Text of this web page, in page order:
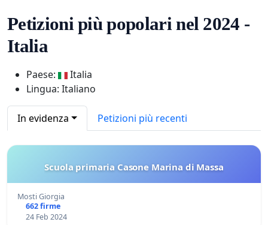
Petizioni più popolari nel 2024 -
Italia
Paese:
Italia
Lingua: Italiano
In evidenza Petizioni più recenti
Scuola primaria Casone Marina di Massa
Mosti Giorgia
662 firme
24 Feb 2024